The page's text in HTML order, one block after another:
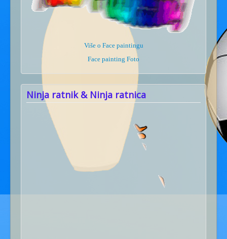
Više o Face paintingu
Face painting Foto
Ninja ratnik & Ninja ratnica